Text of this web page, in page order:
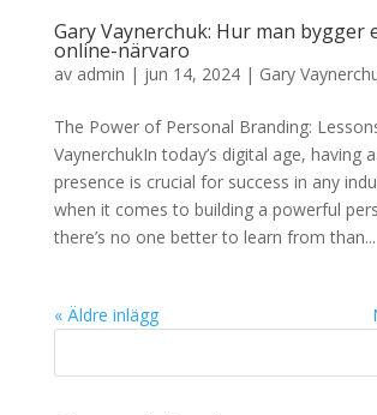
Gary Vaynerchuk: Hur man bygger
online-närvaro
av admin | jun 14, 2024| Gary
The Power of Personal Branding:
VaynerchukIn today’s digital age, having
presence is crucial for success in any
when it comes to building a powerful
there’s no one better to learn from than...
« Äldre inlägg